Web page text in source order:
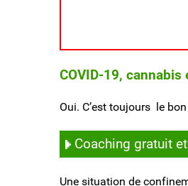
COVID-19,
Oui. C’est toujours le
Coaching gratuit
Une situation de